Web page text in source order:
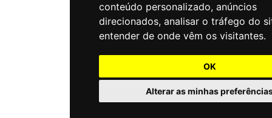
conteúdo personalizado, anúncios
direcionados, analisar o tráfego do
entender de onde vêm os visitantes.
OK
Alterar as minhas